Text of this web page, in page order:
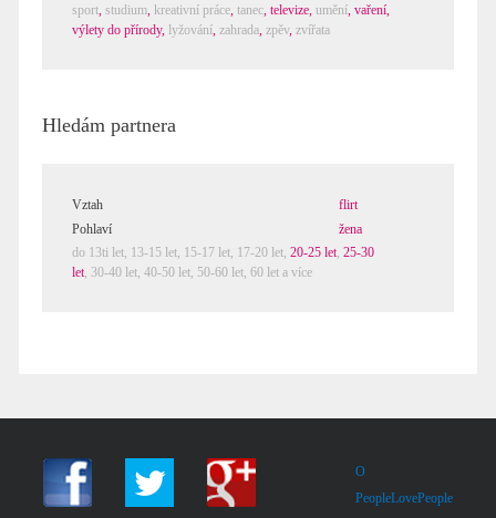
sport, studium, kreativní práce, tanec, televize, umění, vaření,
výlety do přírody, lyžování, zahrada, zpěv, zvířata
Hledám partnera
Vztah
flirt
Pohlaví
žena
do 13ti let, 13-15 let, 15-17 let, 17-20 let, 20-25 let, 25-30
let, 30-40 let, 40-50 let, 50-60 let, 60 let a více
O
PeopleLovePeople